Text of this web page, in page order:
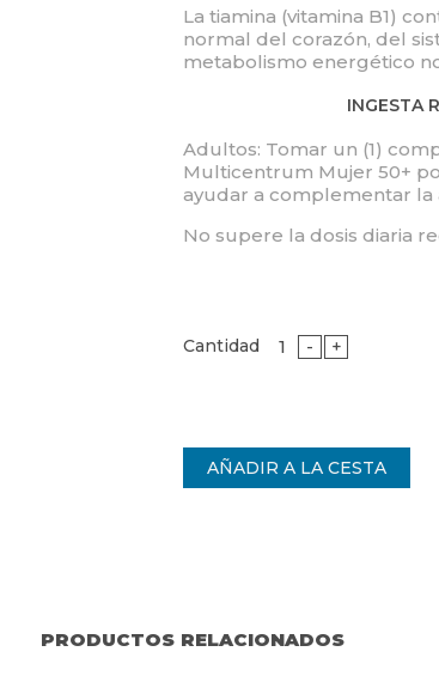
La tiamina (vitamina B1)
normal del corazón, del
metabolismo energético
INGESTA
Adultos: Tomar un (1)
Multicentrum Mujer 50+
ayudar a complementar la
No supere la dosis diaria
Cantidad - +
PRODUCTOS RELACIONADOS